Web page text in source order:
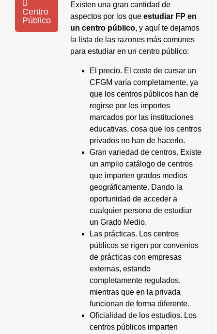
Centro
Público
Existen una gran cantidad de
aspectos por los que estudiar FP en
un centro público, y aquí te dejamos
la lista de las razones más comunes
para estudiar en un centro público:
El precio. El coste de cursar un
CFGM varía completamente, ya
que los centros públicos han de
regirse por los importes
marcados por las instituciones
educativas, cosa que los centros
privados no han de hacerlo.
Gran variedad de centros. Existe
un amplio catálogo de centros
que imparten grados medios
geográficamente. Dando la
oportunidad de acceder a
cualquier persona de estudiar
un Grado Medio.
Las prácticas. Los centros
públicos se rigen por convenios
de prácticas con empresas
externas, estando
completamente regulados,
mientras que en la privada
funcionan de forma diferente.
Oficialidad de los estudios. Los
centros públicos imparten